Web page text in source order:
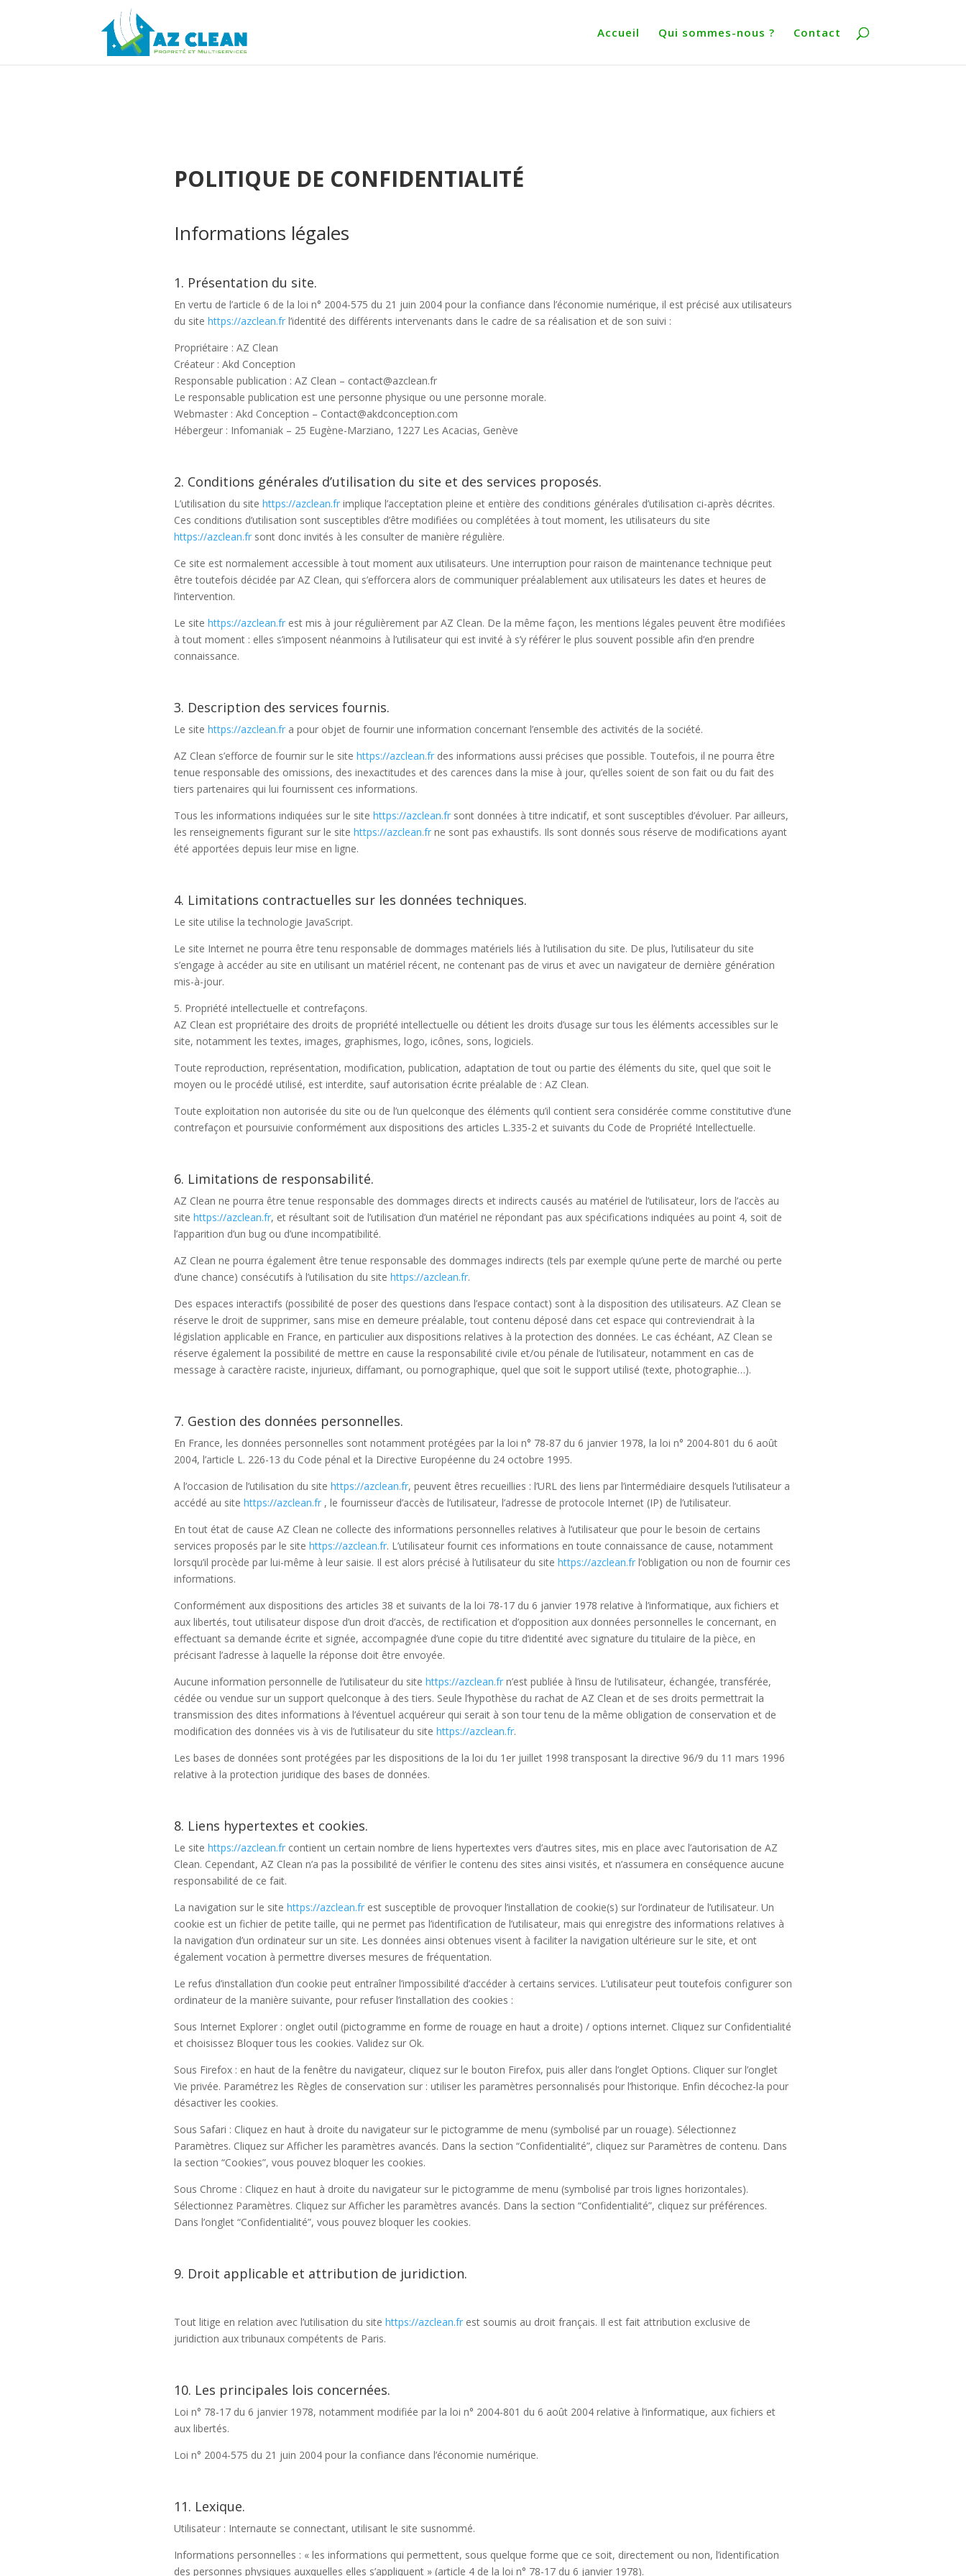
Accueil Qui sommes-nous ? Contact
POLITIQUE DE CONFIDENTIALITÉ
Informations légales
1. Présentation du site.
En vertu de l’article 6 de la loi n° 2004-575 du 21 juin 2004 pour la confiance dans l’économie numérique, il est précisé aux utilisateurs
du site https://azclean.fr l’identité des différents intervenants dans le cadre de sa réalisation et de son suivi :
Propriétaire : AZ Clean
Créateur : Akd Conception
Responsable publication : AZ Clean – contact@azclean.fr
Le responsable publication est une personne physique ou une personne morale.
Webmaster : Akd Conception – Contact@akdconception.com
Hébergeur : Infomaniak – 25 Eugène-Marziano, 1227 Les Acacias, Genève
2. Conditions générales d’utilisation du site et des services proposés.
L’utilisation du site https://azclean.frimplique l’acceptation pleine et entière des conditions générales d’utilisation ci-après décrites.
Ces conditions d’utilisation sont susceptibles d’être modifiées ou complétées à tout moment, les utilisateurs du site
https://azclean.fr sont donc invités à les consulter de manière régulière.
Ce site est normalement accessible à tout moment aux utilisateurs. Une interruption pour raison de maintenance technique peut
être toutefois décidée par AZ Clean, qui s’efforcera alors de communiquer préalablement aux utilisateurs les dates et heures de
l’intervention.
Le site https://azclean.frest mis à jour régulièrement par AZ Clean. De la même façon, les mentions légales peuvent être modifiées
à tout moment : elles s’imposent néanmoins à l’utilisateur qui est invité à s’y référer le plus souvent possible afin d’en prendre
connaissance.
3. Description des services fournis.
Le site https://azclean.fr a pour objet de fournir une information concernant l’ensemble des activités de la société.
AZ Clean s’efforce de fournir sur le site https://azclean.fr des informations aussi précises que possible. Toutefois, il ne pourra être
tenue responsable des omissions, des inexactitudes et des carences dans la mise à jour, qu’elles soient de son fait ou du fait des
tiers partenaires qui lui fournissent ces informations.
Tous les informations indiquées sur le site https://azclean.frsont données à titre indicatif, et sont susceptibles d’évoluer. Par ailleurs,
les renseignements figurant sur le site https://azclean.fr ne sont pas exhaustifs. Ils sont donnés sous réserve de modifications ayant
été apportées depuis leur mise en ligne.
4. Limitations contractuelles sur les données techniques.
Le site utilise la technologie JavaScript.
Le site Internet ne pourra être tenu responsable de dommages matériels liés à l’utilisation du site. De plus, l’utilisateur du site
s’engage à accéder au site en utilisant un matériel récent, ne contenant pas de virus et avec un navigateur de dernière génération
mis-à-jour.
5. Propriété intellectuelle et contrefaçons.
AZ Clean est propriétaire des droits de propriété intellectuelle ou détient les droits d’usage sur tous les éléments accessibles sur le
site, notamment les textes, images, graphismes, logo, icônes, sons, logiciels.
Toute reproduction, représentation, modification, publication, adaptation de tout ou partie des éléments du site, quel que soit le
moyen ou le procédé utilisé, est interdite, sauf autorisation écrite préalable de : AZ Clean.
Toute exploitation non autorisée du site ou de l’un quelconque des éléments qu’il contient sera considérée comme constitutive d’une
contrefaçon et poursuivie conformément aux dispositions des articles L.335-2 et suivants du Code de Propriété Intellectuelle.
6. Limitations de responsabilité.
AZ Clean ne pourra être tenue responsable des dommages directs et indirects causés au matériel de l’utilisateur, lors de l’accès au
site https://azclean.fr, et résultant soit de l’utilisation d’un matériel ne répondant pas aux spécifications indiquées au point 4, soit de
l’apparition d’un bug ou d’une incompatibilité.
AZ Clean ne pourra également être tenue responsable des dommages indirects (tels par exemple qu’une perte de marché ou perte
d’une chance) consécutifs à l’utilisation du site https://azclean.fr.
Des espaces interactifs (possibilité de poser des questions dans l’espace contact) sont à la disposition des utilisateurs. AZ Clean se
réserve le droit de supprimer, sans mise en demeure préalable, tout contenu déposé dans cet espace qui contreviendrait à la
législation applicable en France, en particulier aux dispositions relatives à la protection des données. Le cas échéant, AZ Clean se
réserve également la possibilité de mettre en cause la responsabilité civile et/ou pénale de l’utilisateur, notamment en cas de
message à caractère raciste, injurieux, diffamant, ou pornographique, quel que soit le support utilisé (texte, photographie…).
7. Gestion des données personnelles.
En France, les données personnelles sont notamment protégées par la loi n° 78-87 du 6 janvier 1978, la loi n° 2004-801 du 6 août
2004, l’article L. 226-13 du Code pénal et la Directive Européenne du 24 octobre 1995.
A l’occasion de l’utilisation du site https://azclean.fr, peuvent êtres recueillies : l’URL des liens par l’intermédiaire desquels l’utilisateur a
accédé au site https://azclean.fr, le fournisseur d’accès de l’utilisateur, l’adresse de protocole Internet (IP) de l’utilisateur.
En tout état de cause AZ Clean ne collecte des informations personnelles relatives à l’utilisateur que pour le besoin de certains
services proposés par le site https://azclean.fr. L’utilisateur fournit ces informations en toute connaissance de cause, notamment
lorsqu’il procède par lui-même à leur saisie. Il est alors précisé à l’utilisateur du site https://azclean.frl’obligation ou non de fournir ces
informations.
Conformément aux dispositions des articles 38 et suivants de la loi 78-17 du 6 janvier 1978 relative à l’informatique, aux fichiers et
aux libertés, tout utilisateur dispose d’un droit d’accès, de rectification et d’opposition aux données personnelles le concernant, en
effectuant sa demande écrite et signée, accompagnée d’une copie du titre d’identité avec signature du titulaire de la pièce, en
précisant l’adresse à laquelle la réponse doit être envoyée.
Aucune information personnelle de l’utilisateur du site https://azclean.fr n’est publiée à l’insu de l’utilisateur, échangée, transférée,
cédée ou vendue sur un support quelconque à des tiers. Seule l’hypothèse du rachat de AZ Clean et de ses droits permettrait la
transmission des dites informations à l’éventuel acquéreur qui serait à son tour tenu de la même obligation de conservation et de
modification des données vis à vis de l’utilisateur du site https://azclean.fr.
Les bases de données sont protégées par les dispositions de la loi du 1er juillet 1998 transposant la directive 96/9 du 11 mars 1996
relative à la protection juridique des bases de données.
8. Liens hypertextes et cookies.
Le site https://azclean.fr contient un certain nombre de liens hypertextes vers d’autres sites, mis en place avec l’autorisation de AZ
Clean. Cependant, AZ Clean n’a pas la possibilité de vérifier le contenu des sites ainsi visités, et n’assumera en conséquence aucune
responsabilité de ce fait.
La navigation sur le site https://azclean.fr est susceptible de provoquer l’installation de cookie(s) sur l’ordinateur de l’utilisateur. Un
cookie est un fichier de petite taille, qui ne permet pas l’identification de l’utilisateur, mais qui enregistre des informations relatives à
la navigation d’un ordinateur sur un site. Les données ainsi obtenues visent à faciliter la navigation ultérieure sur le site, et ont
également vocation à permettre diverses mesures de fréquentation.
Le refus d’installation d’un cookie peut entraîner l’impossibilité d’accéder à certains services. L’utilisateur peut toutefois configurer son
ordinateur de la manière suivante, pour refuser l’installation des cookies :
Sous Internet Explorer : onglet outil (pictogramme en forme de rouage en haut a droite) / options internet. Cliquez sur Confidentialité
et choisissez Bloquer tous les cookies. Validez sur Ok.
Sous Firefox : en haut de la fenêtre du navigateur, cliquez sur le bouton Firefox, puis aller dans l’onglet Options. Cliquer sur l’onglet
Vie privée. Paramétrez les Règles de conservation sur : utiliser les paramètres personnalisés pour l’historique. Enfin décochez-la pour
désactiver les cookies.
Sous Safari : Cliquez en haut à droite du navigateur sur le pictogramme de menu (symbolisé par un rouage). Sélectionnez
Paramètres. Cliquez sur Afficher les paramètres avancés. Dans la section “Confidentialité”, cliquez sur Paramètres de contenu. Dans
la section “Cookies”, vous pouvez bloquer les cookies.
Sous Chrome : Cliquez en haut à droite du navigateur sur le pictogramme de menu (symbolisé par trois lignes horizontales).
Sélectionnez Paramètres. Cliquez sur Afficher les paramètres avancés. Dans la section “Confidentialité”, cliquez sur préférences.
Dans l’onglet “Confidentialité”, vous pouvez bloquer les cookies.
9. Droit applicable et attribution de juridiction.
Tout litige en relation avec l’utilisation du site https://azclean.fr est soumis au droit français. Il est fait attribution exclusive de
juridiction aux tribunaux compétents de Paris.
10. Les principales lois concernées.
Loi n° 78-17 du 6 janvier 1978, notamment modifiée par la loi n° 2004-801 du 6 août 2004 relative à l’informatique, aux fichiers et
aux libertés.
Loi n° 2004-575 du 21 juin 2004 pour la confiance dans l’économie numérique.
11. Lexique.
Utilisateur : Internaute se connectant, utilisant le site susnommé.
Informations personnelles : « les informations qui permettent, sous quelque forme que ce soit, directement ou non, l’identification
des personnes physiques auxquelles elles s’appliquent » (article 4 de la loi n° 78-17 du 6 janvier 1978).